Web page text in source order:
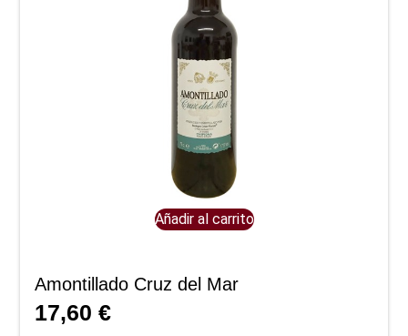
Añadir al carrito
Amontillado Cruz del Mar
17,60€